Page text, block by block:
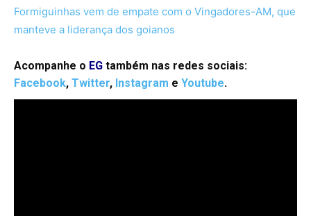
Formiguinhas vem de empate com o Vingadores-AM, que
manteve a liderança dos goianos
Acompanhe o EG também nas redes sociais:
Facebook, Twitter, Instagram e Youtube.